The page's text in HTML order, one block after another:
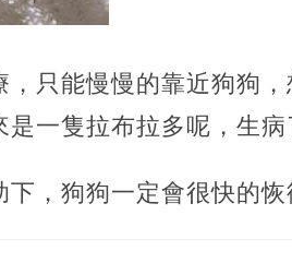
只能慢慢的靠近狗狗
一隻拉布拉多呢，生病
，狗狗一定會很快的恢